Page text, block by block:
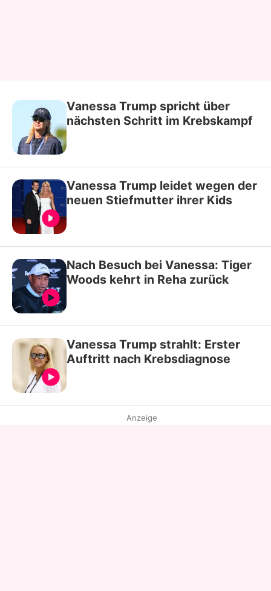
Vanessa Trump spricht über
nächsten Schritt im Krebskampf
Vanessa Trump leidet wegen der
neuen Stiefmutter ihrer Kids
Nach Besuch bei Vanessa: Tiger
Woods kehrt in Reha zurück
Vanessa Trump strahlt: Erster
Auftritt nach Krebsdiagnose
Anzeige